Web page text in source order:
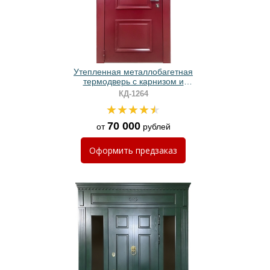
Утепленная металлобагетная
термодверь с карнизом и
порошковым покрытием красного
цвета
КД-1264
от70 000рублей
Оформить предзаказ